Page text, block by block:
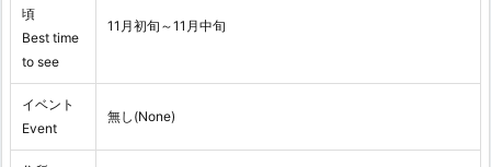
頃
Best time
to see
11月初旬～11月中旬
イベント
Event
無し(None)